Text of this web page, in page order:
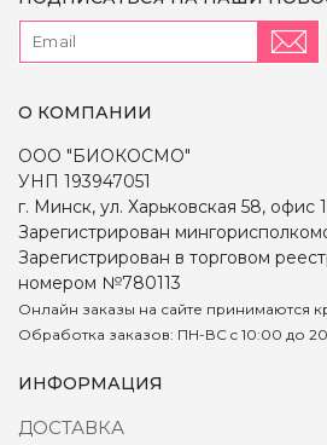
О КОМПАНИИ
ООО "БИОКОСМО"
УНП 193947051
г. Минск, ул. Харьковская 58, офис 1
Зарегистрирован
Зарегистрирован в торговом
номером №780113
Онлайн заказы на сайте принимаются
Обработка заказов: ПН-ВС c 10:00 до
ИНФОРМАЦИЯ
ДОСТАВКА